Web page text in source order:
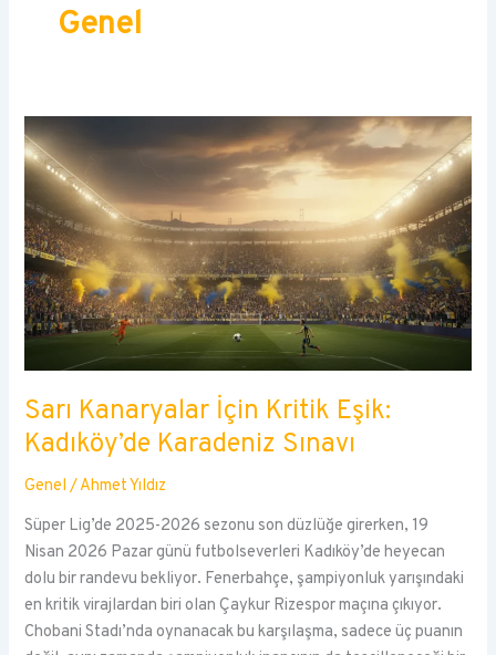
Genel
Sarı Kanaryalar İçin Kritik Eşik:
Kadıköy’de Karadeniz Sınavı
Genel /Ahmet Yıldız
Süper Lig’de 2025-2026 sezonu son düzlüğe girerken, 19
Nisan 2026 Pazar günü futbolseverleri Kadıköy’de heyecan
dolu bir randevu bekliyor. Fenerbahçe, şampiyonluk yarışındaki
en kritik virajlardan biri olan Çaykur Rizespor maçına çıkıyor.
Chobani Stadı’nda oynanacak bu karşılaşma, sadece üç puanın